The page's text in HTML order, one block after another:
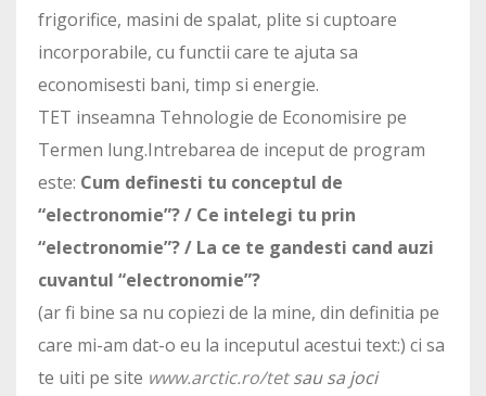
frigorifice, masini de spalat, plite si cuptoare
incorporabile, cu functii care te ajuta sa
economisesti bani, timp si energie.
TET inseamna Tehnologie de Economisire pe
Termen lung.Intrebarea de inceput de program
este: Cum definesti tu conceptul de
“electronomie”? / Ce intelegi tu prin
“electronomie”? / La ce te gandesti cand auzi
cuvantul “electronomie”?
(ar fi bine sa nu copiezi de la mine, din definitia pe
care mi-am dat-o eu la inceputul acestui text:) ci sa
te uiti pe site www.arctic.ro/tetsau sa joci